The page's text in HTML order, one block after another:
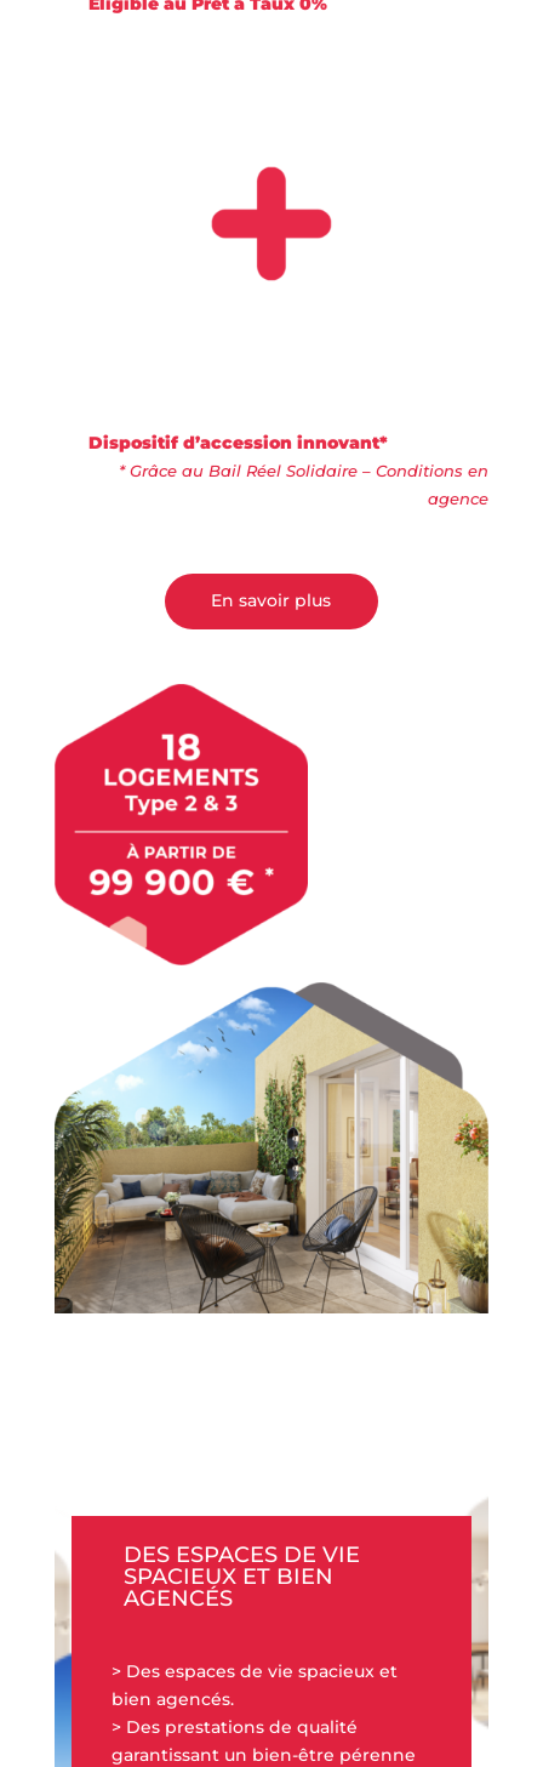
Dispositif d’accession innovant*
* Grâce au Bail Réel Solidaire – Conditions en
agence
En savoir plus
DES ESPACES DE VIE
SPACIEUX ET BIEN
AGENCÉS
> Des espaces de vie spacieux et
bien agencés.
> Des prestations de qualité
garantissant un bien-être pérenne